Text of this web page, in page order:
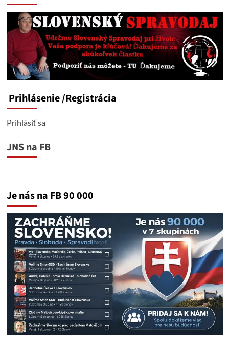
Prihlásenie/Registrácia
Prihlásiť sa
JNS na FB
Je nás na FB 90 000